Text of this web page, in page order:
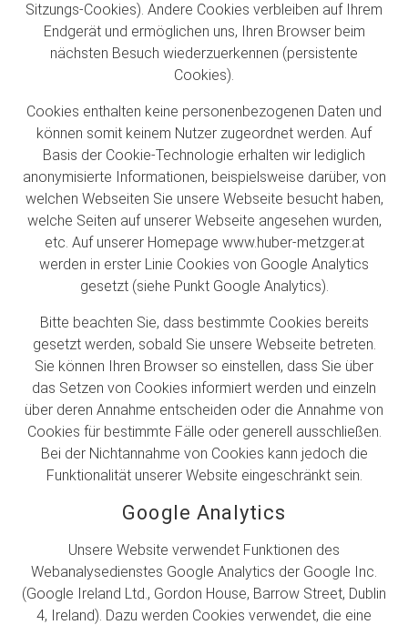
Sitzungs-Cookies). Andere Cookies verbleiben auf Ihrem
Endgerät und ermöglichen uns, Ihren Browser beim
nächsten Besuch wiederzuerkennen (persistente
Cookies).
Cookies enthalten keine personenbezogenen Daten und
können somit keinem Nutzer zugeordnet werden. Auf
Basis der Cookie-Technologie erhalten wir lediglich
anonymisierte Informationen, beispielsweise darüber, von
welchen Webseiten Sie unsere Webseite besucht haben,
welche Seiten auf unserer Webseite angesehen wurden,
etc. Auf unserer Homepage www.huber-metzger.at
werden in erster Linie Cookies von Google Analytics
gesetzt (siehe Punkt Google Analytics).
Bitte beachten Sie, dass bestimmte Cookies bereits
gesetzt werden, sobald Sie unsere Webseite betreten.
Sie können Ihren Browser so einstellen, dass Sie über
das Setzen von Cookies informiert werden und einzeln
über deren Annahme entscheiden oder die Annahme von
Cookies für bestimmte Fälle oder generell ausschließen.
Bei der Nichtannahme von Cookies kann jedoch die
Funktionalität unserer Website eingeschränkt sein.
Google Analytics
Unsere Website verwendet Funktionen des
Webanalysedienstes Google Analytics der Google Inc.
(Google Ireland Ltd., Gordon House, Barrow Street, Dublin
4, Ireland). Dazu werden Cookies verwendet, die eine